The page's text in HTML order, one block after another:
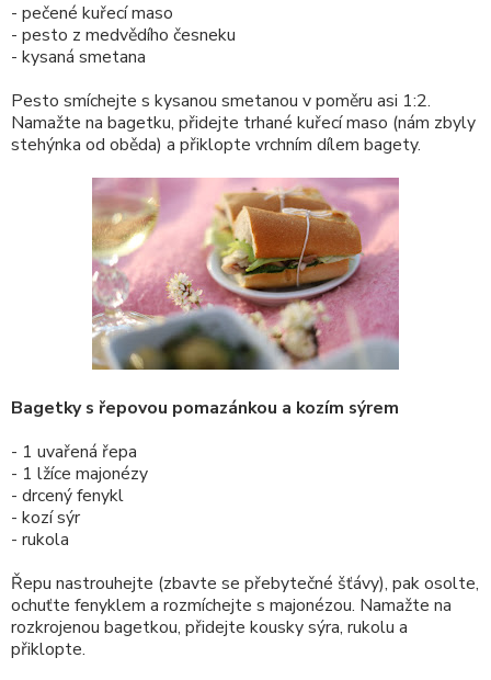
- pečené kuřecí maso
- pesto z medvědího česneku
- kysaná smetana
Pesto smíchejte s kysanou smetanou v poměru asi 1:2.
Namažte na bagetku, přidejte trhané kuřecí maso (nám zbyly
stehýnka od oběda) a přiklopte vrchním dílem bagety.
Bagetky s řepovou pomazánkou a kozím sýrem
- 1 uvařená řepa
- 1 lžíce majonézy
- drcený fenykl
- kozí sýr
- rukola
Řepu nastrouhejte (zbavte se přebytečné šťávy), pak osolte,
ochuťte fenyklem a rozmíchejte s majonézou. Namažte na
rozkrojenou bagetkou, přidejte kousky sýra, rukolu a
přiklopte.